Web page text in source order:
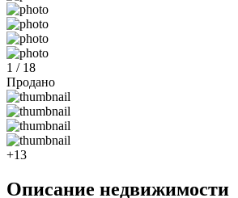
1 / 18
Продано
+13
Описание недвижимости